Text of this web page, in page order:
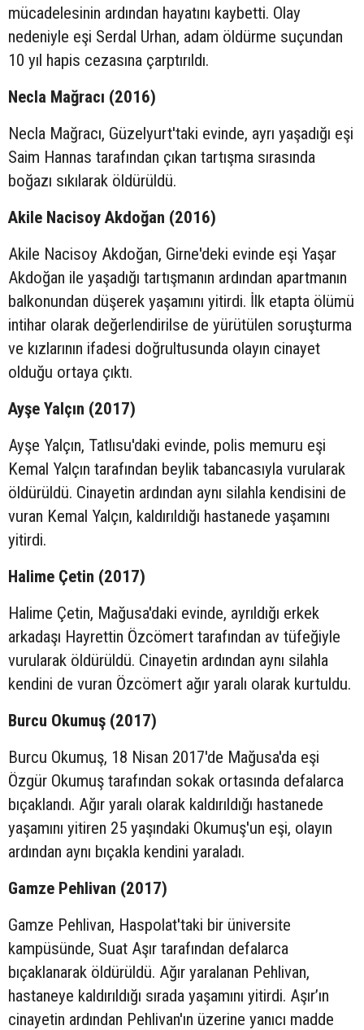
mücadelesinin ardından hayatını kaybetti. Olay
nedeniyle eşi Serdal Urhan, adam öldürme suçundan
10 yıl hapis cezasına çarptırıldı.
Necla Mağracı (2016)
Necla Mağracı, Güzelyurt'taki evinde, ayrı yaşadığı eşi
Saim Hannas tarafından çıkan tartışma sırasında
boğazı sıkılarak öldürüldü.
Akile Nacisoy Akdoğan (2016)
Akile Nacisoy Akdoğan, Girne'deki evinde eşi Yaşar
Akdoğan ile yaşadığı tartışmanın ardından apartmanın
balkonundan düşerek yaşamını yitirdi. İlk etapta ölümü
intihar olarak değerlendirilse de yürütülen soruşturma
ve kızlarının ifadesi doğrultusunda olayın cinayet
olduğu ortaya çıktı.
Ayşe Yalçın (2017)
Ayşe Yalçın, Tatlısu'daki evinde, polis memuru eşi
Kemal Yalçın tarafından beylik tabancasıyla vurularak
öldürüldü. Cinayetin ardından aynı silahla kendisini de
vuran Kemal Yalçın, kaldırıldığı hastanede yaşamını
yitirdi.
Halime Çetin (2017)
Halime Çetin, Mağusa'daki evinde, ayrıldığı erkek
arkadaşı Hayrettin Özcömert tarafından av tüfeğiyle
vurularak öldürüldü. Cinayetin ardından aynı silahla
kendini de vuran Özcömert ağır yaralı olarak kurtuldu.
Burcu Okumuş (2017)
Burcu Okumuş, 18 Nisan 2017'de Mağusa'da eşi
Özgür Okumuş tarafından sokak ortasında defalarca
bıçaklandı. Ağır yaralı olarak kaldırıldığı hastanede
yaşamını yitiren 25 yaşındaki Okumuş'un eşi, olayın
ardından aynı bıçakla kendini yaraladı.
Gamze Pehlivan (2017)
Gamze Pehlivan, Haspolat'taki bir üniversite
kampüsünde, Suat Aşır tarafından defalarca
bıçaklanarak öldürüldü. Ağır yaralanan Pehlivan,
hastaneye kaldırıldığı sırada yaşamını yitirdi. Aşır’ın
cinayetin ardından Pehlivan'ın üzerine yanıcı madde